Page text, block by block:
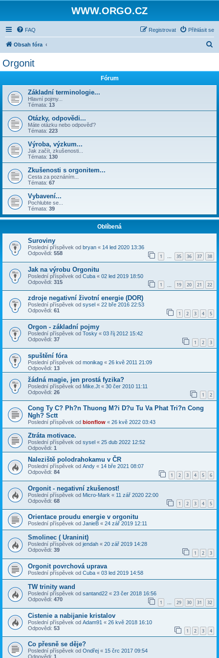
WWW.ORGO.CZ
FAQ Přihlásit se
Registrovat
Obsah fóra
Orgonit
Fórum
Základní terminologie...
Hlavní pojmy...
Témata: 13
Otázky, odpovědi...
Máte otázku nebo odpověď?
Témata: 223
Výroba, výzkum...
Jak začít, zkušenosti...
Témata: 130
Zkušenosti s orgonitem...
Cesta za poznáním...
Témata: 67
Vybavení...
Pochlubte se...
Témata: 39
Oblíbená
Suroviny
Poslední příspěvek od bryan « 14 led 2020 13:36
Odpovědi: 558 1 … 35 36 37 38
Jak na výrobu Orgonitu
Poslední příspěvek od Cuba « 02 led 2019 18:50
Odpovědi: 315 1 19 20 21 22
zdroje negativní životní energie (DOR)
Poslední příspěvek od sysel « 22 bře 2016 22:53
Odpovědi: 61 1 2 3 4 5
Orgon - základní pojmy
Poslední příspěvek od Tosky « 03 říj 2012 15:42
Odpovědi: 37 1 2 3
spuštění fóra
Poslední příspěvek od monikag « 26 kvě 2011 21:09
Odpovědi: 13
žádná magie, jen prostá fyzika?
Poslední příspěvek od Mike.Jt « 30 čer 2010 11:11
Odpovědi: 26 1 2
Cong Ty C? Ph?n Thuong M?i D?u Tu Va Phat Tri?n Cong
Ngh? Sctt
Poslední příspěvek od bionflow « 26 kvě 2022 03:43
Ztráta motivace.
Poslední příspěvek od sysel « 25 dub 2022 12:52
Odpovědi: 1
Naleziště polodrahokamu v ČR
Poslední příspěvek od Andy « 14 bře 2021 08:07
Odpovědi: 84 1 2 3 4 5 6
Orgonit - negativní zkušenost!
Poslední příspěvek od Micro-Mark « 11 zář 2020 22:00
Odpovědi: 68 1 2 3 4 5
Orientace proudu energie v orgonitu
Poslední příspěvek od JanieB « 24 zář 2019 12:11
Smolinec ( Uraninit)
Poslední příspěvek od jendah « 20 zář 2019 14:28
Odpovědi: 39 1 2 3
Orgonit povrchová uprava
Poslední příspěvek od Cuba « 03 led 2019 14:58
TW trinity wand
Poslední příspěvek od santand22 « 23 čer 2018 16:56
Odpovědi: 470 1 … 29 30 31 32
Cistenie a nabijanie kristalov
Poslední příspěvek od Adam91 « 26 kvě 2018 16:10
Odpovědi: 53 1 2 3 4
Co přesně se děje?
Poslední příspěvek od Ondřej « 15 črc 2017 09:54
Odpovědi: 1